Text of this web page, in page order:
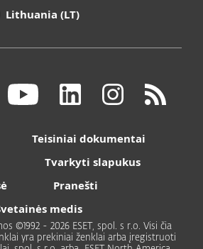
Lithuania (LT)
Teisiniai dokumentai
Tvarkyti slapukus
Pranešti
medis
©1992 - 2026 ESET, spol. s r.o. Visi čia
yra prekiniai ženklai arba įregistruoti